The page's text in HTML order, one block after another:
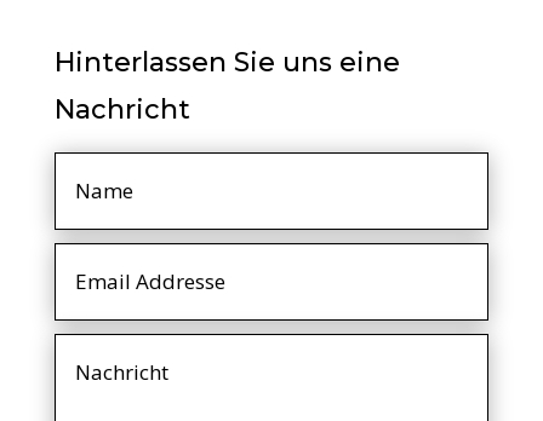
Hinterlassen Sie uns eine
Nachricht